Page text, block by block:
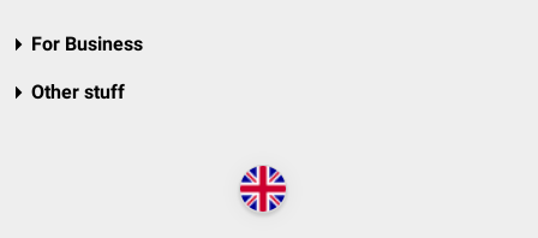
For Business
Other stuff